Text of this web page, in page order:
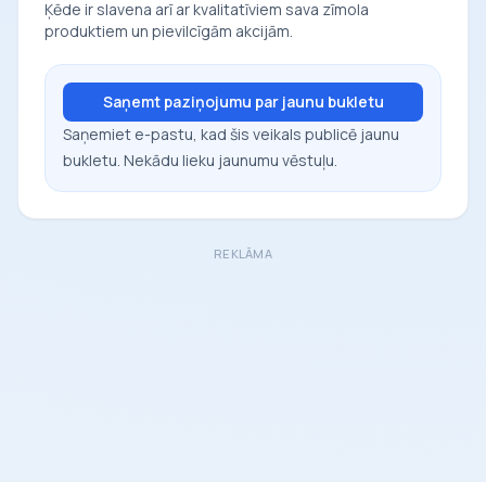
Ķēde ir slavena arī ar kvalitatīviem sava zīmola
produktiem un pievilcīgām akcijām.
Saņemt paziņojumu par jaunu bukletu
Saņemiet e-pastu, kad šis veikals publicē jaunu
bukletu. Nekādu lieku jaunumu vēstuļu.
REKLĀMA